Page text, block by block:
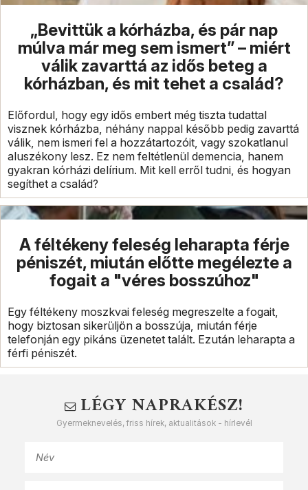
„Bevittük a kórházba, és pár nap
múlva már meg sem ismert” – miért
válik zavarttá az idős beteg a
kórházban, és mit tehet a család?
Előfordul, hogy egy idős embert még tiszta tudattal
visznek kórházba, néhány nappal később pedig zavarttá
válik, nem ismeri fel a hozzátartozóit, vagy szokatlanul
aluszékony lesz. Ez nem feltétlenül demencia, hanem
gyakran kórházi delírium. Mit kell erről tudni, és hogyan
segíthet a család?
A féltékeny feleség leharapta férje
péniszét, miután előtte megélezte a
fogait a "véres bosszúhoz"
Egy féltékeny moszkvai feleség megreszelte a fogait,
hogy biztosan sikerüljön a bosszúja, miután férje
telefonján egy pikáns üzenetet talált. Ezután leharapta a
férfi péniszét.
LÉGY NAPRAKÉSZ!
Gyermeknevelés, friss hírek, aktualitások - hírlevél